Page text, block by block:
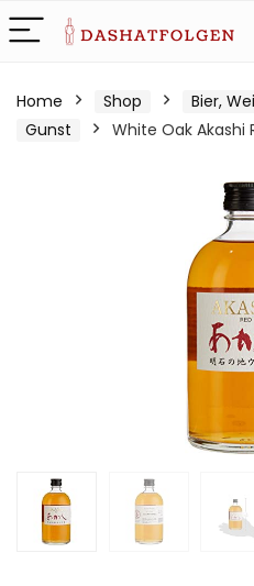
Home Shop
Bier,
Gunst
White Oak Akashi